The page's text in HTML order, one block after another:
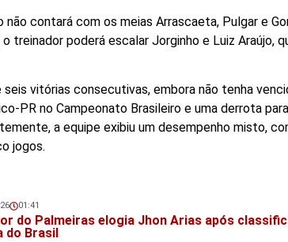
contará com os meias Arrascaeta, Pulgar e
treinador poderá escalar Jorginho e Luiz Araújo,
vitórias consecutivas, embora não tenha
PR no Campeonato Brasileiro e uma derrota
a equipe exibiu um desempenho misto,
jogos.
01:41
do Palmeiras elogia Jhon Arias após
do Brasil